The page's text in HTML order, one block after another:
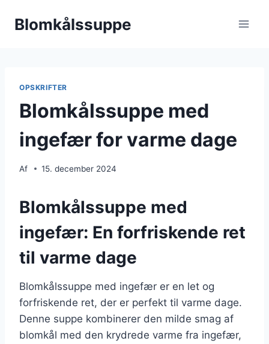
Blomkålssuppe
OPSKRIFTER
Blomkålssuppe med
ingefær for varme dage
Af 15. december 2024
Blomkålssuppe med
ingefær: En forfriskende ret
til varme dage
Blomkålssuppe med ingefær er en let og
forfriskende ret, der er perfekt til varme dage.
Denne suppe kombinerer den milde smag af
blomkål med den krydrede varme fra ingefær,